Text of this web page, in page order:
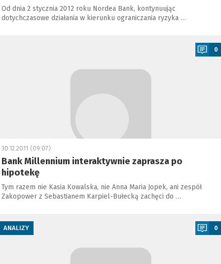
Od dnia 2 stycznia 2012 roku Nordea Bank, kontynuując
dotychczasowe działania w kierunku ograniczania ryzyka …
0
30.12.2011 (09:07)
Bank Millennium interaktywnie zaprasza po
hipotekę
Tym razem nie Kasia Kowalska, nie Anna Maria Jopek, ani zespół
Zakopower z Sebastianem Karpiel-Bułecką zachęci do …
ANALIZY 0